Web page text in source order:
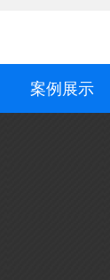
案例展示